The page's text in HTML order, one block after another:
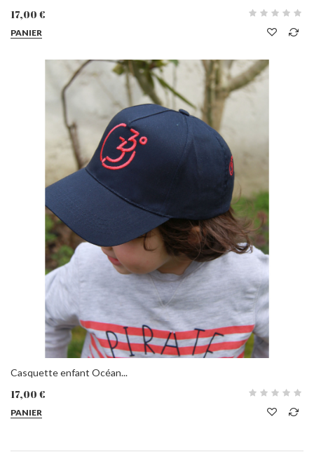
17,00 €
PANIER
Casquette enfant Océan...
17,00 €
PANIER